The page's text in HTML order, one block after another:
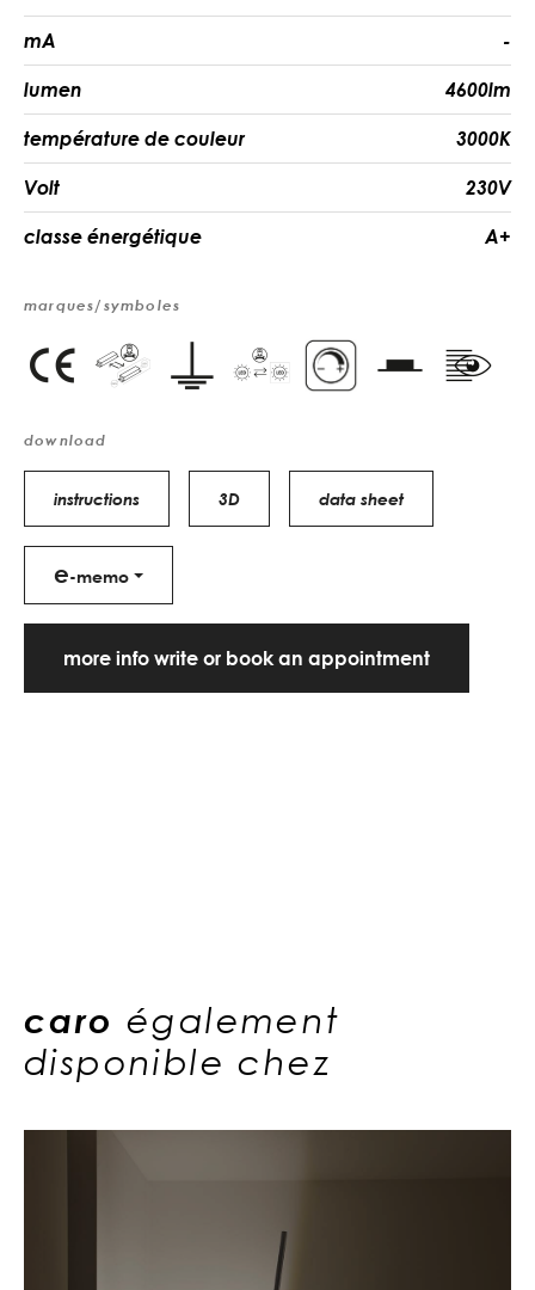
mA -
lumen 4600lm
température de couleur 3000K
Volt 230V
classe énergétique A+
marques/symboles
download
instructions 3D data sheet
e-memo
more info write or book an appointment
caro également
disponible chez